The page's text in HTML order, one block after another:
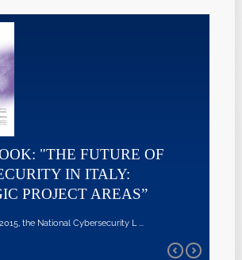
"THE FUTURE OF
IN ITALY:
PROJECT AREAS”
the National Cybersecurity L ...